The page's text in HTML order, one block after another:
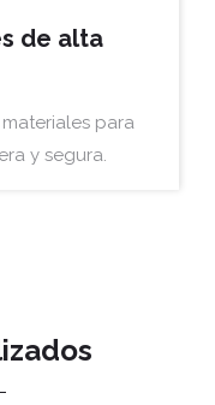
de alta
para
y segura.